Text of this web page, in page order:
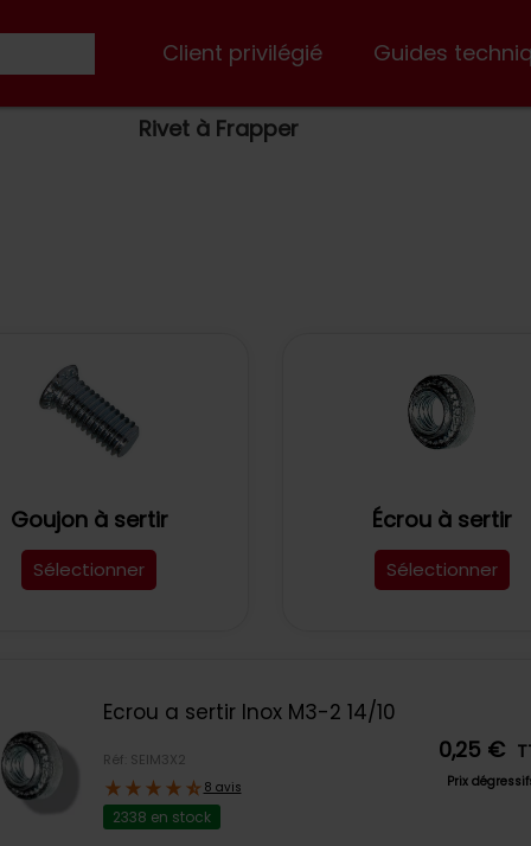
Client privilégié Guides
Rivet à Frapper
Goujon à sertir
Sélectionner
Écrou à sertir
Sélectionner
Ecrou a sertir Inox M3-2 14/10
Réf: SEIM3X2
8 avis
2338 en stock
0,25 €
Prix